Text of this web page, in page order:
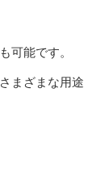
可能です。
まざまな用途